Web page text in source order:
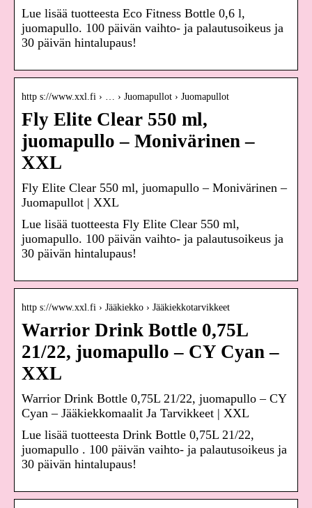
Lue lisää tuotteesta Eco Fitness Bottle 0,6 l,
juomapullo. 100 päivän vaihto- ja palautusoikeus ja
30 päivän hintalupaus!
http s://www.xxl.fi › … › Juomapullot › Juomapullot
Fly Elite Clear 550 ml,
juomapullo – Monivärinen –
XXL
Fly Elite Clear 550 ml, juomapullo – Monivärinen –
Juomapullot | XXL
Lue lisää tuotteesta Fly Elite Clear 550 ml,
juomapullo. 100 päivän vaihto- ja palautusoikeus ja
30 päivän hintalupaus!
http s://www.xxl.fi › Jääkiekko › Jääkiekkotarvikkeet
Warrior Drink Bottle 0,75L
21/22, juomapullo – CY Cyan –
XXL
Warrior Drink Bottle 0,75L 21/22, juomapullo – CY
Cyan – Jääkiekkomaalit Ja Tarvikkeet | XXL
Lue lisää tuotteesta Drink Bottle 0,75L 21/22,
juomapullo . 100 päivän vaihto- ja palautusoikeus ja
30 päivän hintalupaus!